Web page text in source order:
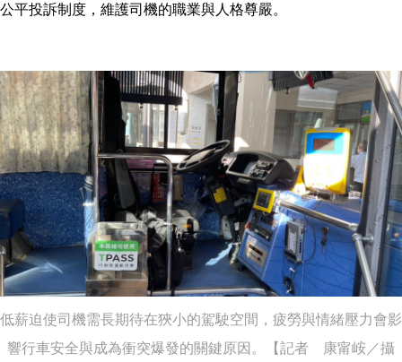
公平投訴制度，維護司機的職業與人格尊嚴。
低薪迫使司機需長期待在狹小的駕駛空間，疲勞與情緒壓力會影
響行車安全與成為衝突爆發的關鍵原因。【記者 康甯峖／攝